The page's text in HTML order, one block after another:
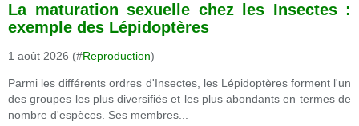
La maturation sexuelle chez les Insectes :
exemple des Lépidoptères
1 août 2026 (#Reproduction)
Parmi les différents ordres d'Insectes, les Lépidoptères forment l'un
des groupes les plus diversifiés et les plus abondants en termes de
nombre d'espèces. Ses membres...